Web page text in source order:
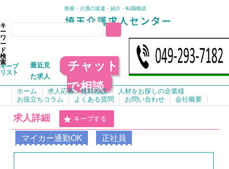
医療・介護の派遣・紹介・転職相談
キ
ー
ワ
ー
ド
検
索
キープ
リスト
最近見
た求人
チャット
で相談
ホーム 求人応募・無料相談
人材をお探しの企業様
お役立ちコラム
よくある質問 お問い合わせ 会社概要
求人詳細 キープする
マイカー通勤OK 正社員